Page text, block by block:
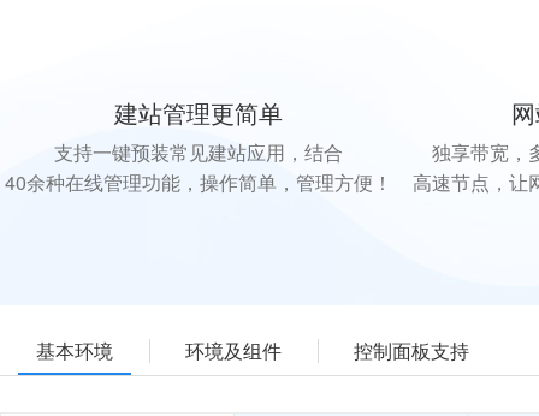
建站管理更简单
支持一键预装常见建站应用，结合
40余种在线管理功能，操作简单，管理方便！
独享带宽，
高速节点，让
基本环境 环境及组件 控制面板支持